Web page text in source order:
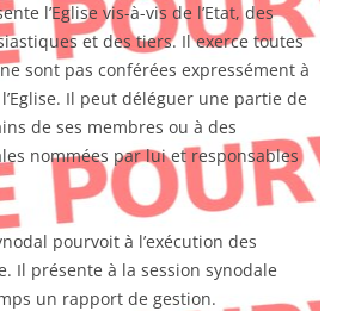
l’Eglise vis-à-vis de l’Etat, des
et des tiers. Il exerce toutes
sont pas conférées expressément à
Il peut déléguer une partie de
de ses membres ou à des
nommées par lui et responsables
pourvoit à l’exécution des
Il présente à la session synodale
un rapport de gestion.